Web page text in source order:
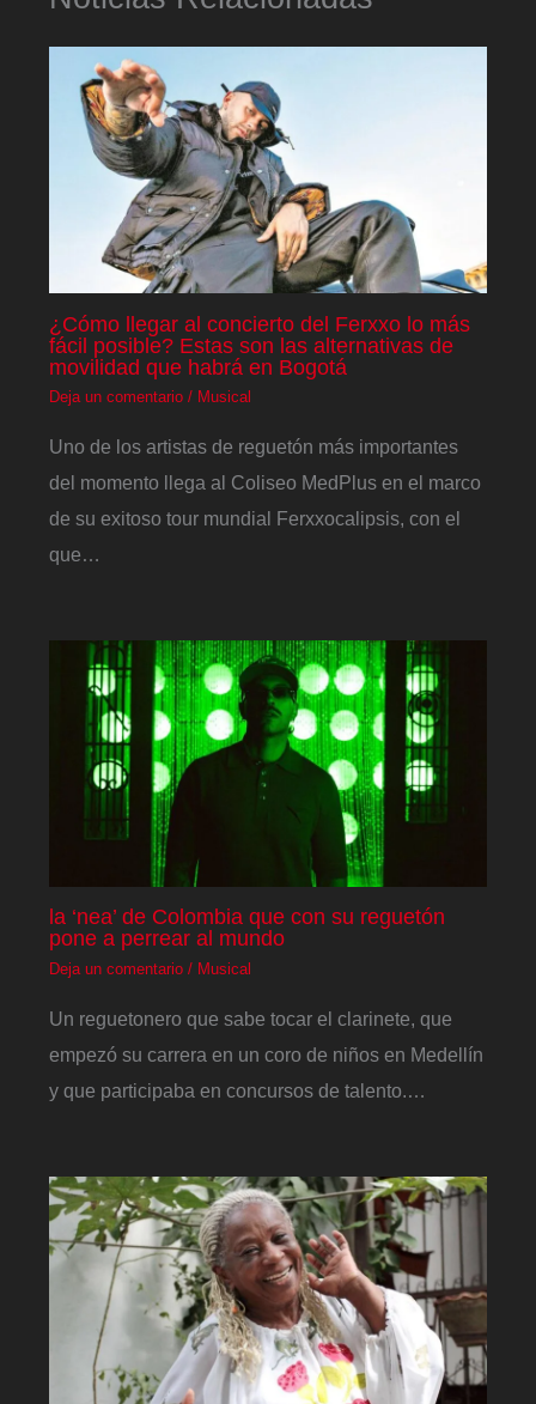
¿Cómo llegar al concierto del Ferxxo lo más
fácil posible? Estas son las alternativas de
movilidad que habrá en Bogotá
Deja un comentario / Musical
Uno de los artistas de reguetón más importantes
del momento llega al Coliseo MedPlus en el marco
de su exitoso tour mundial Ferxxocalipsis, con el
que…
la ‘nea’ de Colombia que con su reguetón
pone a perrear al mundo
Deja un comentario / Musical
Un reguetonero que sabe tocar el clarinete, que
empezó su carrera en un coro de niños en Medellín
y que participaba en concursos de talento.…